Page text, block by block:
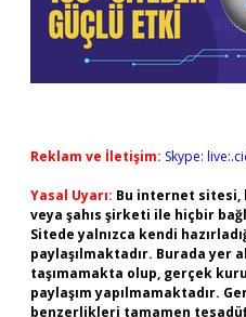
Reklam ve İletişim: Skype:
Yasal Uyarı: Bu internet sitesi,
veya şahıs şirketi ile hiçbir
Sitede yalnızca kendi
paylaşılmaktadır. Burada
taşımamakta olup, gerçek
paylaşım yapılmamaktadır.
benzerlikleri tamamen